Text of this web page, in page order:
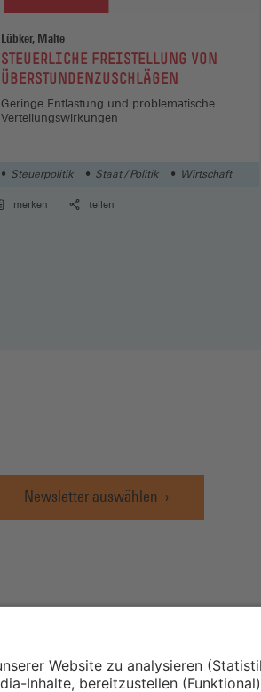
Lübker, Malte
:STEUERLICHE FREISTELLUNG VON
ÜBERSTUNDENZUSCHLÄGEN
Geringe Entlastung und problematische
Verteilungswirkungen
Steuerpolitik Staat / Politik Wirtschaft
merken teilen
Newsletter auswählen
Wirtschafts- und